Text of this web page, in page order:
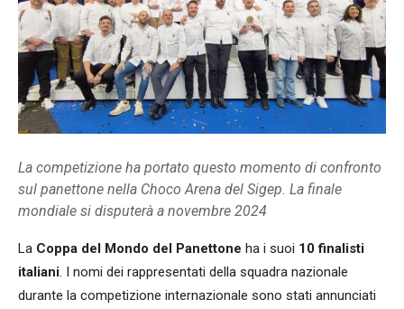
La competizione ha portato questo momento di confronto
sul panettone nella Choco Arena del Sigep. La finale
mondiale si disputerà a novembre 2024
La Coppa del Mondo del Panettone ha i suoi 10 finalisti
italiani. I nomi dei rappresentati della squadra nazionale
durante la competizione internazionale sono stati annunciati